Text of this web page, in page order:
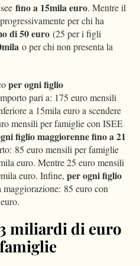
fino a 15mila euro. Mentre il
progressivamente per chi ha
di 50 euro (25 per i figli
o per chi non presenta la
per ogni figlio
pari a: 175 euro mensili
a 15mila euro a scendere
mensili per famiglie con ISEE
figlio maggiorenne fino a 21
85 euro mensili per famiglie
euro. Mentre 25 euro mensili
euro. Infine, per ogni figlio
maggiorazione: 85 euro con
miliardi di euro